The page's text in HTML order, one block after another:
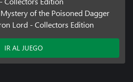
of the Poisoned Dagger
Lord - Collectors Edition
IR AL JUEGO